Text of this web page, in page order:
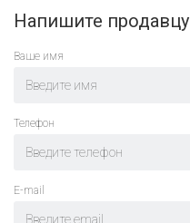
Напишите продавцу
Ваше имя
Телефон
E-mail